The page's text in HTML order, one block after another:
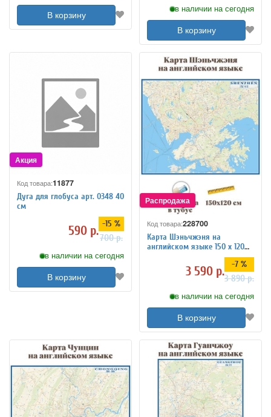
В корзину
в наличии на сегодня
В корзину
Код товара:11877
Дуга для глобуса арт. 0348 40
см
590 р. -15 %
700 р.
в наличии на сегодня
В корзину
Код товара:228700
Карта Шэньчжэня на
английском языке 150 х 120
3 590 р. -7 %
3 890 р.
в наличии на сегодня
В корзину